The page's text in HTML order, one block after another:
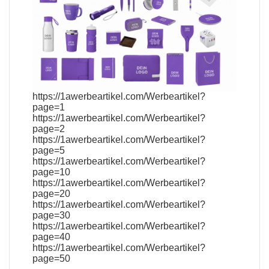
https://1awerbeartikel.com/Werbeartikel?
page=1
https://1awerbeartikel.com/Werbeartikel?
page=2
https://1awerbeartikel.com/Werbeartikel?
page=5
https://1awerbeartikel.com/Werbeartikel?
page=10
https://1awerbeartikel.com/Werbeartikel?
page=20
https://1awerbeartikel.com/Werbeartikel?
page=30
https://1awerbeartikel.com/Werbeartikel?
page=40
https://1awerbeartikel.com/Werbeartikel?
page=50